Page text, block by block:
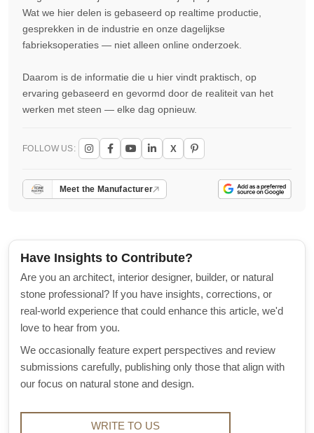
Wat we hier delen is gebaseerd op realtime productie,
gesprekken in de industrie en onze dagelijkse
fabrieksoperaties — niet alleen online onderzoek.
Daarom is de informatie die u hier vindt praktisch, op
ervaring gebaseerd en gevormd door de realiteit van het
werken met steen — elke dag opnieuw.
FOLLOW US: X
Meet the Manufacturer
Have Insights to Contribute?
Are you an architect, interior designer, builder, or natural
stone professional? If you have insights, corrections, or
real-world experience that could enhance this article, we'd
love to hear from you.
We occasionally feature expert perspectives and review
submissions carefully, publishing only those that align with
our focus on natural stone and design.
WRITE TO US